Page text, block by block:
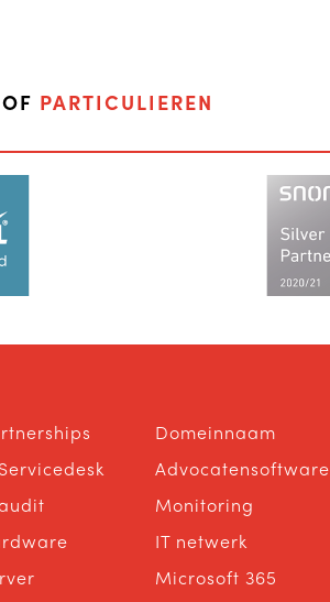
OF PARTICULIEREN
Domeinnaam
Advocatensoftware
Monitoring
IT netwerk
Microsoft 365